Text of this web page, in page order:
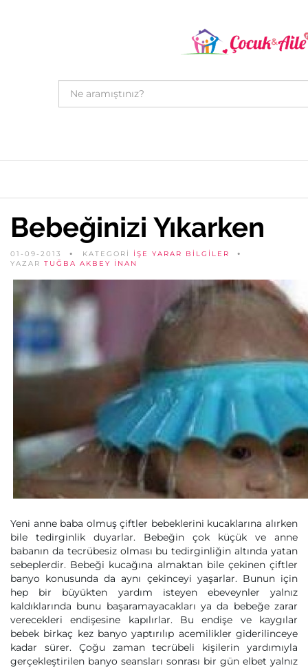
Bebeğinizi Yıkarken
01-09-2013 KATEGORİ İŞE YARAR BILGILER
YAZAR TUĞBA AKBEY İNAN
Yeni anne baba olmuş çiftler bebeklerini kucaklarına alırken
bile tedirginlik duyarlar. Bebeğin çok küçük ve anne
babanın da tecrübesiz olması bu tedirginliğin altında yatan
sebeplerdir. Bebeği kucağına almaktan bile çekinen çiftler
banyo konusunda da aynı çekinceyi yaşarlar. Bunun için
hep bir büyükten yardım isteyen ebeveynler yalnız
kaldıklarında bunu başaramayacakları ya da bebeğe zarar
verecekleri endişesine kapılırlar. Bu endişe ve kaygılar
bebek birkaç kez banyo yaptırılıp acemilikler giderilinceye
kadar sürer. Çoğu zaman tecrübeli kişilerin yardımıyla
gerçekleştirilen banyo seansları sonrası bir gün elbet yalnız